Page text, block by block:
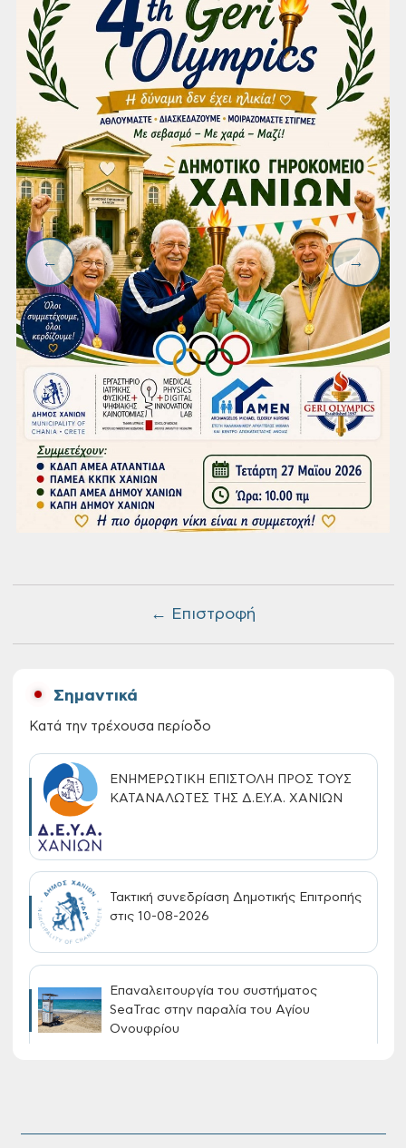
← Επιστροφή
Σημαντικά
Κατά την τρέχουσα περίοδο
ΕΝΗΜΕΡΩΤΙΚΗ ΕΠΙΣΤΟΛΗ ΠΡΟΣ ΤΟΥΣ
ΚΑΤΑΝΑΛΩΤΕΣ ΤΗΣ Δ.Ε.Υ.Α. ΧΑΝΙΩΝ
Τακτική συνεδρίαση Δημοτικής Επιτροπής
στις 10-08-2026
Επαναλειτουργία του συστήματος
SeaTrac στην παραλία του Αγίου
Ονουφρίου
πίνακες της προκήρυξης ΣΟΧ 3/2026 του